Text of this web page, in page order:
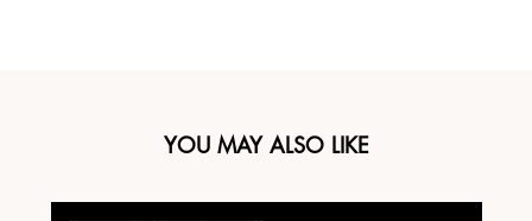
YOU MAY ALSO LIKE